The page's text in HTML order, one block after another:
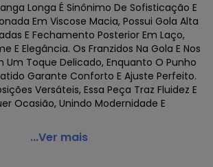
Longa É Sinônimo De Sofisticação E
Em Viscose Macia, Possui Gola Alta
E Fechamento Posterior Em Laço,
E Elegância. Os Franzidos Na Gola E Nos
Um Toque Delicado, Enquanto O Punho
Garante Conforto E Ajuste Perfeito.
Versáteis, Essa Peça Traz Fluidez E
Ocasião, Unindo Modernidade E
Manga Longa Rosa
...Ver mais